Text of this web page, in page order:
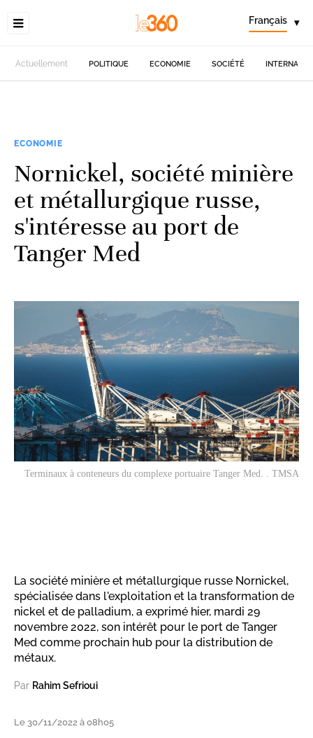
Français ▾
Actuellement POLITIQUE ECONOMIE SOCIÉTÉ
ECONOMIE
Nornickel, société minière
et métallurgique russe,
s'intéresse au port de
Tanger Med
Terminaux à conteneurs du complexe portuaire Tanger Med. . TMSA
La société minière et métallurgique russe Nornickel,
spécialisée dans l'exploitation et la transformation de
nickel et de palladium, a exprimé hier, mardi 29
novembre 2022, son intérêt pour le port de Tanger
Med comme prochain hub pour la distribution de
métaux.
Par Rahim Sefrioui
Le 30/11/2022 à 08h05